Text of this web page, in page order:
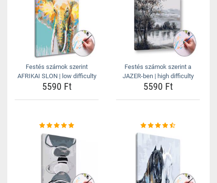
Festés számok szerint
AFRIKAI SLON | low difficulty
5590 Ft
Festés számok szerint a
JAZER-ben | high difficulty
5590 Ft